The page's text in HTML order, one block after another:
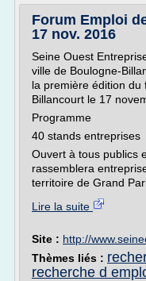
Forum Emploi
17 nov. 2016
Seine Ouest
ville de Boulogne-
la première édition du
Billancourt le 17
Programme
40 stands entreprises
Ouvert à tous publics
rassemblera
territoire de Grand
Lire la suite
Site : http://
Thèmes liés :
recherche d